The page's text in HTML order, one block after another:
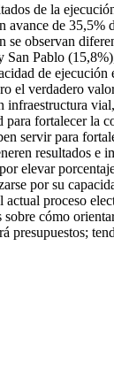
de la
de
se observan
Pablo
de
el verdadero
fortalecer
servir para
resultados
elevar
por su
proceso
cómo